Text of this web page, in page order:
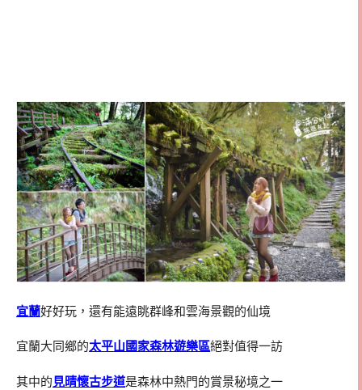
宜蘭好好玩，還有能遠眺群峰和雲海景觀的仙境
宜蘭大同鄉的太平山國家森林遊樂區絕對值得一訪
其中的見晴懷古步道是森林中熱門的賞景秘境之一